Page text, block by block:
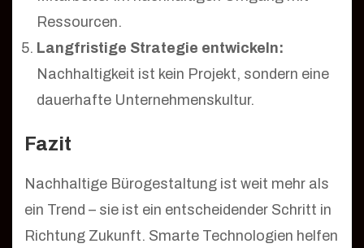
Ressourcen.
Langfristige Strategie entwickeln:
Nachhaltigkeit ist kein Projekt, sondern eine
dauerhafte Unternehmenskultur.
Fazit
Nachhaltige Bürogestaltung ist weit mehr als
ein Trend – sie ist ein entscheidender Schritt in
Richtung Zukunft. Smarte Technologien helfen